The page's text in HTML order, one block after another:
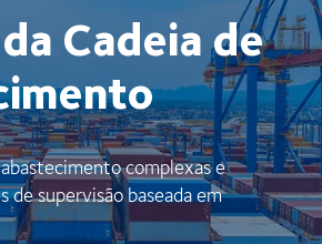
Cadeia de
complexas e
de supervisão baseada em